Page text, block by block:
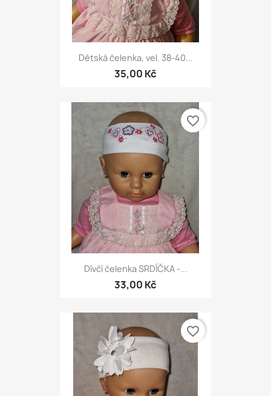
Dětská čelenka, vel. 38-40...
35,00 Kč
Dívčí čelenka SRDÍČKA -...
33,00 Kč
favorite_border
favorite_border